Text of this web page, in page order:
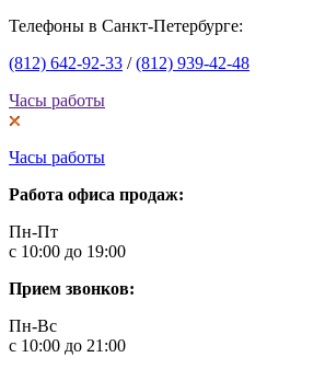
Телефоны в Санкт-Петербурге:
(812) 642-92-33 /(812) 939-42-48
Часы работы
Часы работы
Работа офиса продаж:
Пн-Пт
с 10:00 до 19:00
Прием звонков:
Пн-Вс
с 10:00 до 21:00